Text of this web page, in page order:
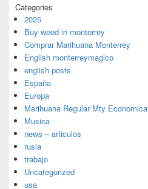
Categories
2025
Buy weed in monterrey
Comprar Marihuana Monterrey
English monterreymagico
english posts
España
Europa
Marihuana Regular Mty Economica
Musica
news – articulos
rusia
trabajo
Uncategorized
usa